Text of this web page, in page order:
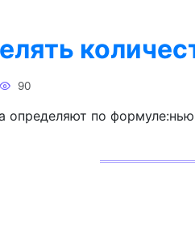
90
определяют по